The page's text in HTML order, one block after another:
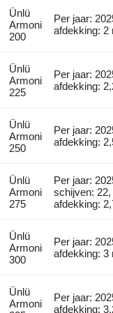
Ünlü
Armoni
200
Per jaar:
afdekking: 2
Ünlü
Armoni
225
Per jaar:
afdekking:
Ünlü
Armoni
250
Per jaar:
afdekking:
Ünlü
Armoni
275
Per jaar:
schijven:
afdekking:
Ünlü
Armoni
300
Per jaar:
afdekking: 3
Ünlü
Armoni
Per jaar:
afdekking: